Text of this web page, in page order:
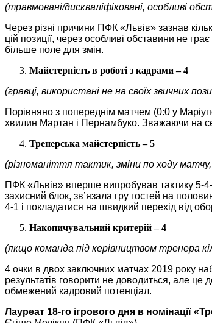
(травмовані/дискваліфіковані, особливі
Через різні причини ПФК «Львів» зазнав
цій позиції, через особливі обставини не
більше поле для змін.
Майстерність в роботі з кадрами – 4
(гравці, використані не на своїх звичних
Порівняно з попереднім матчем (0:0 у
хвилин Мартан і Пернамбуко. Зважаючи на
Тренерська майстерність – 5
(різноманіття тактик, зміни по ходу
ПФК «Львів» вперше випробував тактику 5-
захисний блок, зв’язала гру гостей на
4-1 і покладатися на швидкий перехід від
Накопичувальний критерій – 4
(якщо команда під керівництвом тренера
4 очки в двох заключних матчах 2019 року
результатів говорити не доводиться, але це
обмежений кадровий потенціал.
Лауреат 18-го ігрового дня в номінації